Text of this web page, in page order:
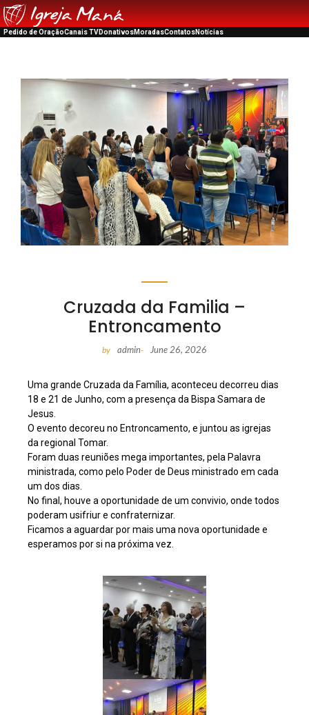
Pedido de OraçãoCanais TVDonativosMoradasContatosNotícias
Cruzada da Familia –
Entroncamento
by admin- June 26, 2026
Uma grande Cruzada da Família, aconteceu decorreu dias
18 e 21 de Junho, com a presença da Bispa Samara de
Jesus.
O evento decoreu no Entroncamento, e juntou as igrejas
da regional Tomar.
Foram duas reuniões mega importantes, pela Palavra
ministrada, como pelo Poder de Deus ministrado em cada
um dos dias.
No final, houve a oportunidade de um convivio, onde todos
poderam usifriur e confraternizar.
Ficamos a aguardar por mais uma nova oportunidade e
esperamos por si na próxima vez.